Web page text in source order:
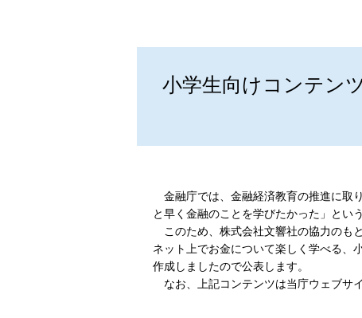
小学生向けコンテン
金融庁では、金融経済教育の推進に取
と早く金融のことを学びたかった」とい
このため、株式会社文響社の協力のも
ネット上でお金について楽しく学べる、
作成しましたので公表します。
なお、上記コンテンツは当庁ウェブサ